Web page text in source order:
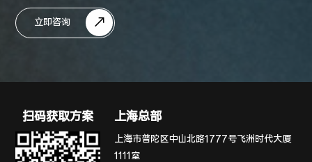
立即咨询
扫码获取方案 上海总部
上海市普陀区中山北路1777号飞洲时代大厦
1111室